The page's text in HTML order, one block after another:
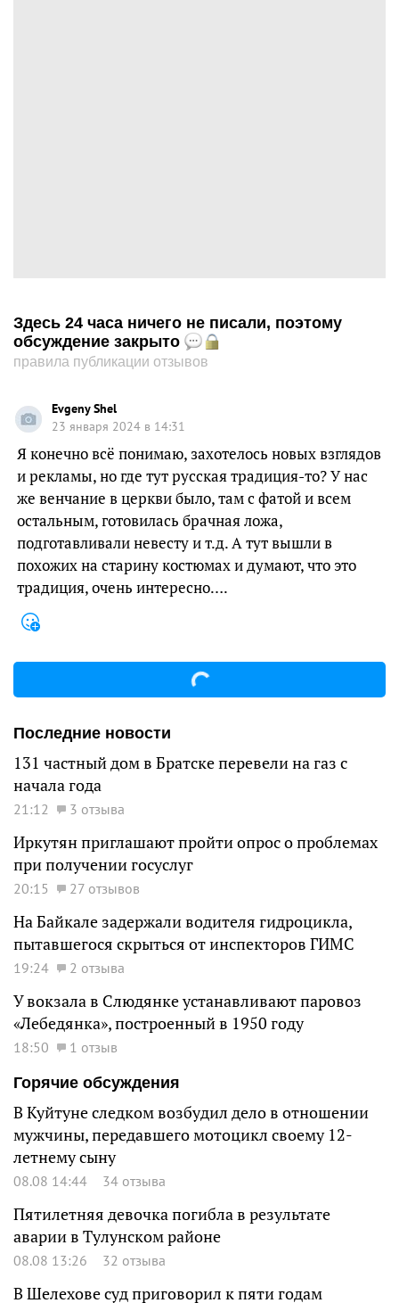
Здесь 24 часа ничего не писали, поэтому
обсуждение закрыто
правила публикации отзывов
Evgeny Shel
23 января 2024 в 14:31
Я конечно всё понимаю, захотелось новых взглядов
и рекламы, но где тут русская традиция-то? У нас
же венчание в церкви было, там с фатой и всем
остальным, готовилась брачная ложа,
подготавливали невесту и т.д. А тут вышли в
похожих на старину костюмах и думают, что это
традиция, очень интересно….
Последние новости
131 частный дом в Братске перевели на газ с
начала года
21:12 3 отзыва
Иркутян приглашают пройти опрос о проблемах
при получении госуслуг
20:15 27 отзывов
На Байкале задержали водителя гидроцикла,
пытавшегося скрыться от инспекторов ГИМС
19:24 2 отзыва
У вокзала в Слюдянке устанавливают паровоз
«Лебедянка», построенный в 1950 году
18:50
1 отзыв
Горячие обсуждения
В Куйтуне следком возбудил дело в отношении
мужчины, передавшего мотоцикл своему 12-
летнему сыну
08.08 14:44 34 отзыва
Пятилетняя девочка погибла в результате
аварии в Тулунском районе
08.08 13:26 32 отзыва
В Шелехове суд приговорил к пяти годам